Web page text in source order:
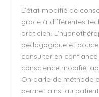
L’état modifié de
grâce à différentes
praticien.
pédagogique et
consulter en
conscience modifié,
On parle de méthode
permet ainsi au